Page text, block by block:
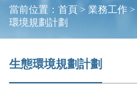
當前位置： 首頁> 業務工作>
環境規劃計劃
生態環境規劃計劃